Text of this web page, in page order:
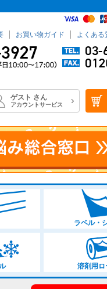
お買い物ガイド よくある
ゲスト さん
アカウントサービス
ラベル・
溶剤用ロ